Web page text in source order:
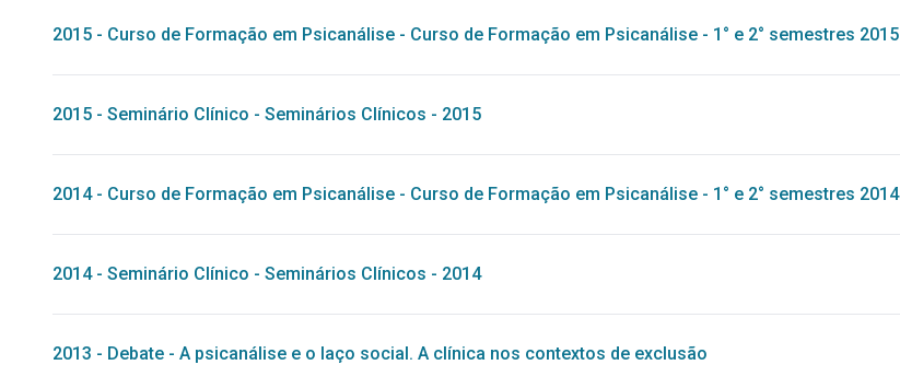
2015 - Curso de Formação em Psicanálise - Curso de Formação em Psicanálise - 1° e 2° semestres 2015
2015 - Seminário Clínico - Seminários Clínicos - 2015
2014- Curso de Formação em Psicanálise - Curso de Formação em Psicanálise - 1° e 2° semestres 2014
2014- Seminário Clínico - Seminários Clínicos - 2014
2013 - Debate - A psicanálise e o laço social. A clínica nos contextos de exclusão